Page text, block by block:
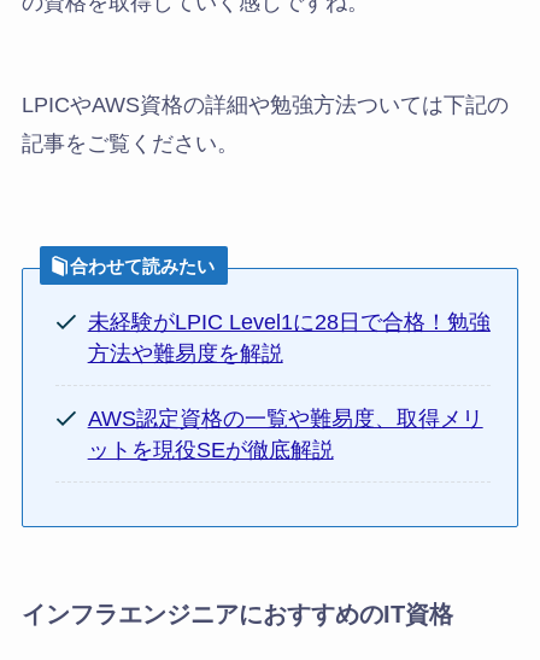
LPICやAWS資格の詳細や勉強方法ついては下記の
記事をご覧ください。
合わせて読みたい
未経験がLPIC Level1に28日で合格！勉強
方法や難易度を解説
AWS認定資格の一覧や難易度、取得メリ
ットを現役SEが徹底解説
インフラエンジニアにおすすめのIT資格